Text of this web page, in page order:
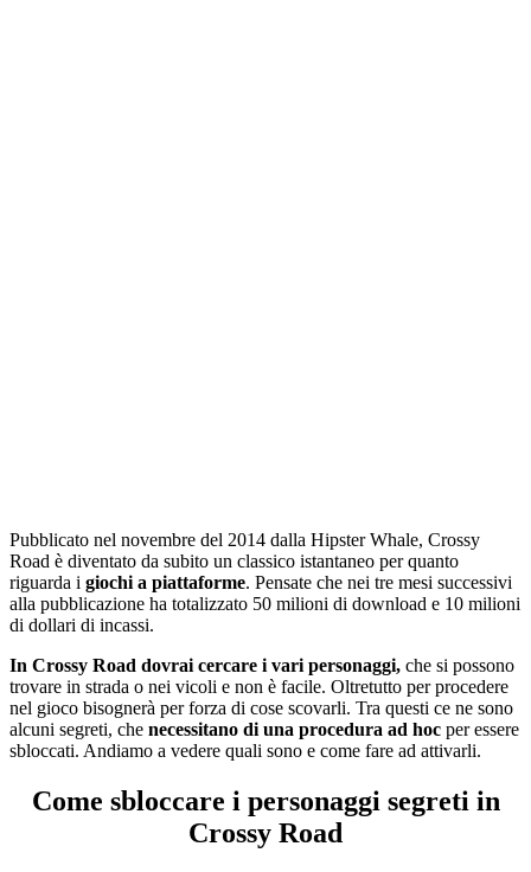
Pubblicato nel novembre del 2014 dalla Hipster Whale, Crossy
Road è diventato da subito un classico istantaneo per quanto
riguarda i giochi a piattaforme. Pensate che nei tre mesi successivi
alla pubblicazione ha totalizzato 50 milioni di download e 10 milioni
di dollari di incassi.
In Crossy Road dovrai cercare i vari personaggi, che si possono
trovare in strada o nei vicoli e non è facile. Oltretutto per procedere
nel gioco bisognerà per forza di cose scovarli. Tra questi ce ne sono
alcuni segreti, che necessitano di una procedura ad hoc per essere
sbloccati. Andiamo a vedere quali sono e come fare ad attivarli.
Come sbloccare i personaggi segreti in
Crossy Road